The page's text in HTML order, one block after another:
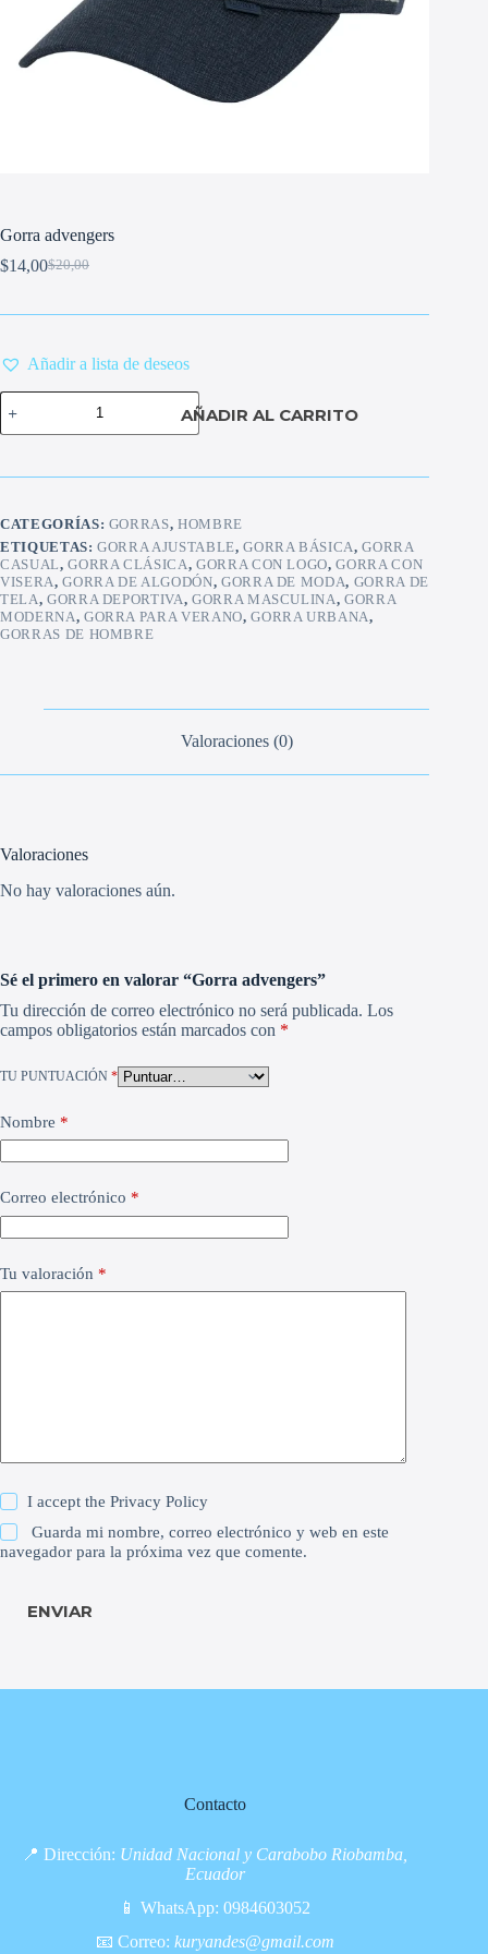
Gorra advengers
$20,00
Original
was:
$14,00Current
is:
Añadir a lista de deseos
Gorra
advengers
cantidad
AÑADIR AL CARRITO
CATEGORÍAS: GORRAS,HOMBRE
ETIQUETAS:GORRA AJUSTABLE,GORRA BÁSICA,GORRA
CASUAL,GORRA CLÁSICA, GORRA CON LOGO,GORRA CON
VISERA,GORRA DE ALGODÓN, GORRA DE MODA, GORRA DE
TELA, GORRA DEPORTIVA, GORRA MASCULINA,GORRA
MODERNA, GORRA PARA VERANO,GORRA URBANA,
GORRAS DE HOMBRE
Valoraciones (0)
Valoraciones
No hay valoraciones aún.
Sé el primero en valorar “Gorra advengers”
Tu dirección de correo electrónico no será publicada. Los
campos obligatorios están marcados con *
TU PUNTUACIÓN *
Nombre *
Correo electrónico *
Tu valoración *
I accept thePrivacy Policy
Guarda mi nombre, correo electrónico y web en este
navegador para la próxima vez que comente.
ENVIAR
Contacto
📍 Dirección: Unidad Nacional y Carabobo Riobamba,
Ecuador
📱 WhatsApp:0984603052
📧 Correo: kuryandes@gmail.com